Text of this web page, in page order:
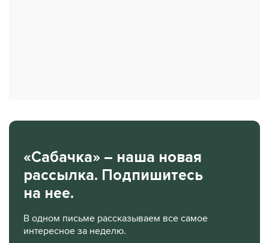
«Сабачка» – наша новая
рассылка. Подпишитесь
на нее.
В одном письме рассказываем все самое
интересное за неделю.